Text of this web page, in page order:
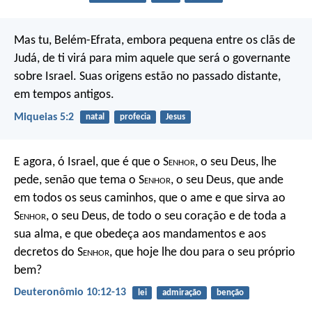
Mas tu, Belém-Efrata, embora pequena entre os clãs de
Judá, de ti virá para mim aquele que será o governante
sobre Israel. Suas origens estão no passado distante,
em tempos antigos.
Miqueias 5:2 natal profecia Jesus
E agora, ó Israel, que é que o Senhor, o seu Deus, lhe
pede, senão que tema o Senhor, o seu Deus, que ande
em todos os seus caminhos, que o ame e que sirva ao
Senhor, o seu Deus, de todo o seu coração e de toda a
sua alma, e que obedeça aos mandamentos e aos
decretos do Senhor, que hoje lhe dou para o seu próprio
bem?
Deuteronômio 10:12-13 lei admiração benção